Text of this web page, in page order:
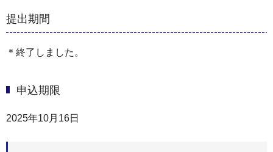
提出期間
＊終了しました。
申込期限
2025年10月16日